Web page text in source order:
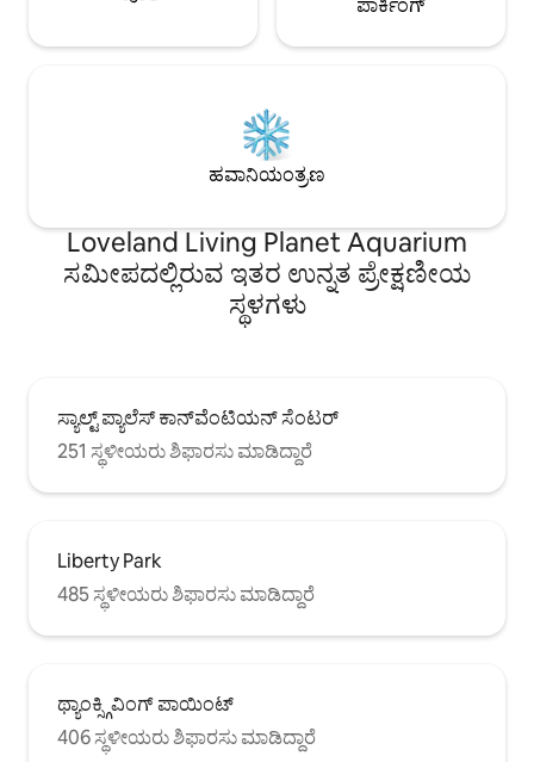
ಪಾರ್ಕಿಂಗ್
ಹವಾನಿಯಂತ್ರಣ
Loveland Living Planet Aquarium
ಸಮೀಪದಲ್ಲಿರುವ ಇತರ ಉನ್ನತ ಪ್ರೇಕ್ಷಣೀಯ
ಸ್ಥಳಗಳು
ಸ್ಯಾಲ್ಟ್ ಪ್ಯಾಲೆಸ್ ಕಾನ್‌ವೆಂಟಿಯನ್ ಸೆಂಟರ್
251 ಸ್ಥಳೀಯರು ಶಿಫಾರಸು ಮಾಡಿದ್ದಾರೆ
Liberty Park
485 ಸ್ಥಳೀಯರು ಶಿಫಾರಸು ಮಾಡಿದ್ದಾರೆ
ಥ್ಯಾಂಕ್ಸ್ಗಿವಿಂಗ್ ಪಾಯಿಂಟ್
406 ಸ್ಥಳೀಯರು ಶಿಫಾರಸು ಮಾಡಿದ್ದಾರೆ